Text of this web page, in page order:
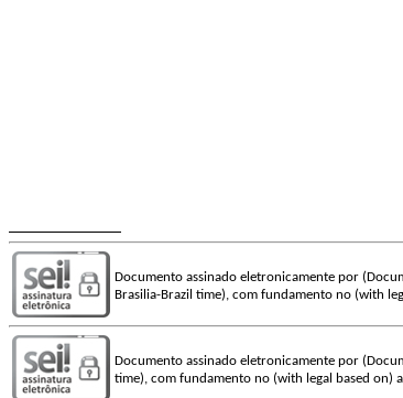
Documento assinado eletronicamente por
Brasilia-Brazil time), com fundamento no (with
Documento assinado eletronicamente por
time), com fundamento no (with legal based on)